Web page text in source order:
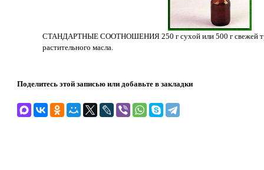
СТАНДАРТНЫЕ СООТНОШЕНИЯ 250 г сухой или 500 г свежей
растительного масла.
Поделитесь этой записью или добавьте в закладки